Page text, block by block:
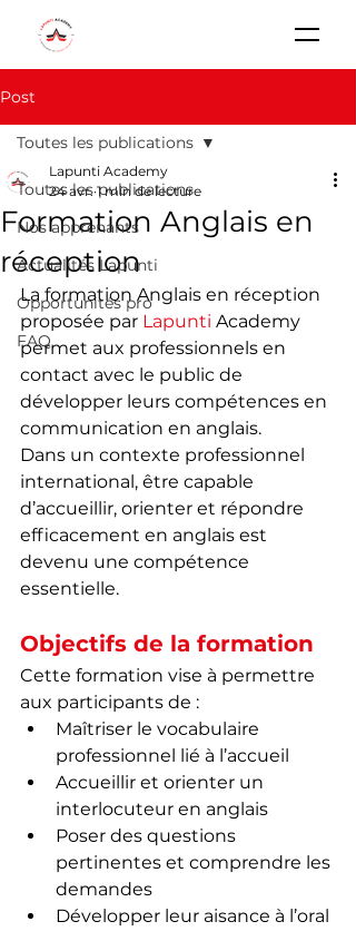
Post
Toutes les publications
Nos apprenants
Actualités Lapunti
Opportunités pro
FAQ
Toutes les publications
Formation Anglais en
réception
Lapunti Academy
24 avr. 1 min de lecture
La formation Anglais en réception
proposée par Lapunti Academy
permet aux professionnels en
contact avec le public de
développer leurs compétences en
communication en anglais.
Dans un contexte professionnel
international, être capable
d’accueillir, orienter et répondre
efficacement en anglais est
devenu une compétence
essentielle.
Objectifs de la formation
Cette formation vise à permettre
aux participants de :
Maîtriser le vocabulaire
professionnel lié à l’accueil
Accueillir et orienter un
interlocuteur en anglais
Poser des questions
pertinentes et comprendre les
demandes
Développer leur aisance à l’oral